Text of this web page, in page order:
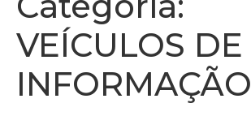
VEÍCULOS DE
INFORMAÇÃO